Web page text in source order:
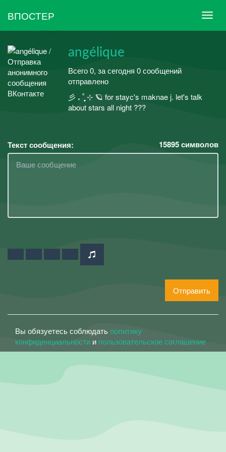
ВПОСТЕР
angélique
Всего 0, за сегодня 0 сообщений
отправлено
彡 ₊ ˚̩̥̩̥ ⊹ 🪐 for stayc's maknae j. let's talk
about stars all night ???
Текст сообщения: 15895символов
Отправить
Вы обязуетесь соблюдать политику
конфиденциальности и пользовательское соглашение